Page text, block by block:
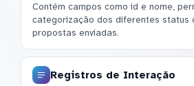
Contém campos como id e nome,
categorização dos diferentes status
propostas enviadas.
Registros de Interação